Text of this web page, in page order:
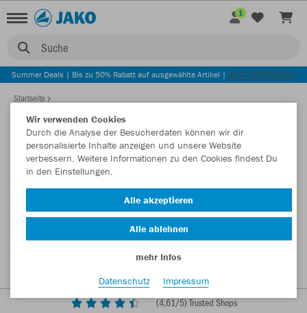
Suche
1
Summer Deals | Bis zu 50% Rabatt auf ausgewählte Artikel | JETZT ENTDECKEN
Startseite
(4,61/5) Trusted Shops
Wir verwenden Cookies
Durch die Analyse der Besucherdaten können wir dir
personalisierte Inhalte anzeigen und unsere Website
verbessern. Weitere Informationen zu den Cookies findest Du
in den Einstellungen.
Alle akzeptieren
Alle ablehnen
mehr Infos
Datenschutz
Impressum